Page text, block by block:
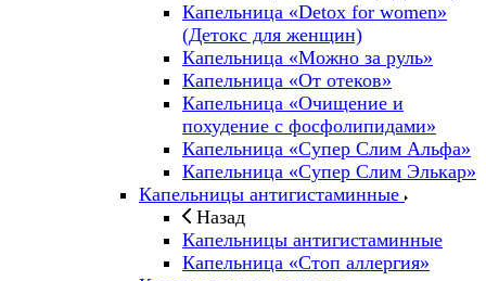
Капельница «Detox for women»
(Детокс для женщин)
Капельница «Можно за руль»
Капельница «От отеков»
Капельница «Очищение и
похудение с фосфолипидами»
Капельница «Супер Слим Альфа»
Капельница «Супер Слим Элькар»
Капельницы антигистаминные
Назад
Капельницы антигистаминные
Капельница «Стоп аллергия»